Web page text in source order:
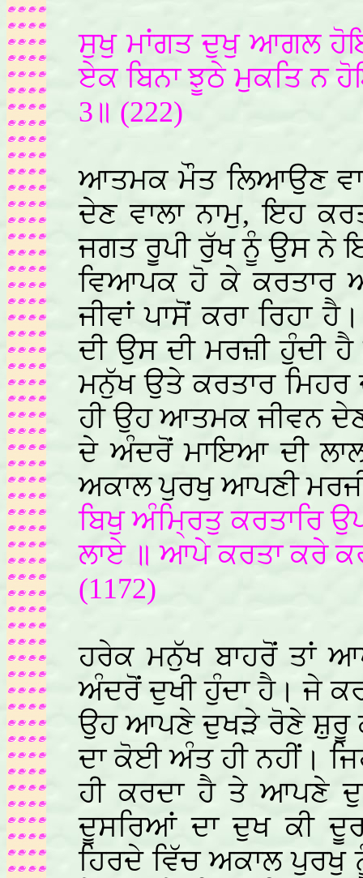
ਸੁਖੁ ਮਾਂਗਤ ਦੁਖੁ ਆਗਲ
ਏਕ ਬਿਨਾ ਝੂਠੇ ਮੁਕਤਿ ਨ
3॥ (222)
ਆਤਮਕ ਮੌਤ ਲਿਆਉਣ
ਦੇਣ ਵਾਲਾ ਨਾਮੁ, ਇਹ
ਜਗਤ ਰੂਪੀ ਰੁੱਖ ਨੂੰ ਉਸ ਨੇ
ਵਿਆਪਕ ਹੋ ਕੇ ਕਰਤਾਰ
ਜੀਵਾਂ ਪਾਸੋਂ ਕਰਾ ਰਿਹਾ
ਦੀ ਉਸ ਦੀ ਮਰਜ਼ੀ ਹੁੰਦੀ
ਮਨੁੱਖ ਉਤੇ ਕਰਤਾਰ ਮਿਹਰ
ਹੀ ਉਹ ਆਤਮਕ ਜੀਵਨ
ਦੇ ਅੰਦਰੋਂ ਮਾਇਆ ਦੀ
ਅਕਾਲ ਪੁਰਖੁ ਆਪਣੀ
ਬਿਖੁ ਅੰਮ੍ਰਿਤੁ ਕਰਤਾਰਿ
ਲਾਏ ॥ ਆਪੇ ਕਰਤਾ ਕਰੇ
(1172)
ਹਰੇਕ ਮਨੁੱਖ ਬਾਹਰੋਂ ਤਾਂ
ਅੰਦਰੋਂ ਦੁਖੀ ਹੁੰਦਾ ਹੈ। ਜੇ
ਉਹ ਆਪਣੇ ਦੁਖੜੇ ਰੋਣੇ ਸ਼ੁਰੂ
ਦਾ ਕੋਈ ਅੰਤ ਹੀ ਨਹੀਂ।
ਹੀ ਕਰਦਾ ਹੈ ਤੇ ਆਪਣੇ
ਦੂਸਰਿਆਂ ਦਾ ਦੁਖ ਕੀ
ਹਿਰਦੇ ਵਿੱਚ ਅਕਾਲ